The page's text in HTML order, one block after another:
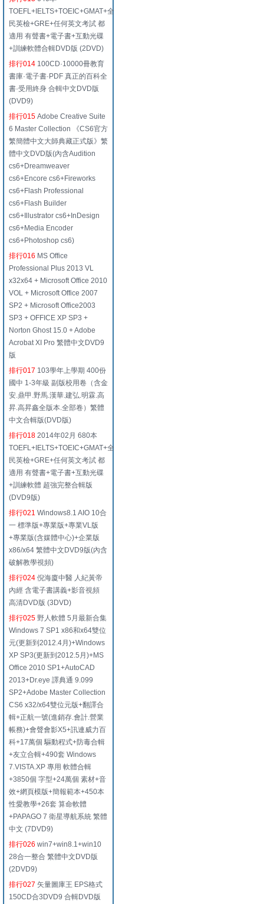
TOEFL+IELTS+TOEIC+GMAT+全
民英檢+GRE+任何英文考試 都
適用 有聲書+電子書+互動光碟
+訓練軟體合輯DVD版 (2DVD)
排行014 100CD·10000冊教育
書庫·電子書·PDF 真正的百科全
書·受用終身 合輯中文DVD版
(DVD9)
排行015 Adobe Creative Suite
6 Master Collection 《CS6官方
繁簡體中文大師典藏正式版》繁
體中文DVD版(內含Audition
cs6+Dreamweaver
cs6+Encore cs6+Fireworks
cs6+Flash Professional
cs6+Flash Builder
cs6+Illustrator cs6+InDesign
cs6+Media Encoder
cs6+Photoshop cs6)
排行016 MS Office
Professional Plus 2013 VL
x32x64 + Microsoft Office 2010
VOL + Microsoft Office 2007
SP2 + Microsoft Office2003
SP3 + OFFICE XP SP3 +
Norton Ghost 15.0 + Adobe
Acrobat XI Pro 繁體中文DVD9
版
排行017 103學年上學期 400份
國中 1-3年級 副版校用卷（含金
安.鼎甲.野馬.漢華.建弘.明霖.高
昇.高昇鑫全版本.全部卷）繁體
中文合輯版(DVD版)
排行018 2014年02月 680本
TOEFL+IELTS+TOEIC+GMAT+全
民英檢+GRE+任何英文考試 都
適用 有聲書+電子書+互動光碟
+訓練軟體 超強完整合輯版
(DVD9版)
排行021 Windows8.1 AIO 10合
一 標準版+專業版+專業VL版
+專業版(含媒體中心)+企業版
x86/x64 繁體中文DVD9版(內含
破解教學視頻)
排行024 倪海廈中醫 人紀黃帝
內經 含電子書講義+影音視頻
高清DVD版 (3DVD)
排行025 野人軟體 5月最新合集
Windows 7 SP1 x86和x64雙位
元(更新到2012.4月)+Windows
XP SP3(更新到2012.5月)+MS
Office 2010 SP1+AutoCAD
2013+Dr.eye 譯典通 9.099
SP2+Adobe Master Collection
CS6 x32/x64雙位元版+翻譯合
輯+正航一號(進銷存.會計.營業
帳務)+會聲會影X5+訊連威力百
科+17萬個 驅動程式+防毒合輯
+友立合輯+490套 Windows
7.VISTA.XP 專用 軟體合輯
+3850個 字型+24萬個 素材+音
效+網頁模版+簡報範本+450本
性愛教學+26套 算命軟體
+PAPAGO 7 衛星導航系統 繁體
中文 (7DVD9)
排行026 win7+win8.1+win10
28合一整合 繁體中文DVD版
(2DVD9)
排行027 矢量圖庫王 EPS格式
150CD合3DVD9 合輯DVD版